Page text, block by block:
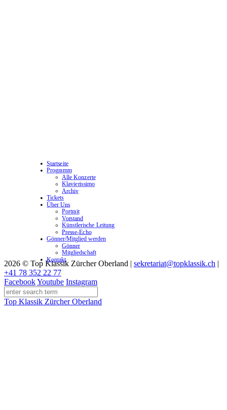
2026 © Top Klassik Zürcher Oberland | sekretariat@topklassik.ch |
+41 78 352 22 77
FacebookYoutube Instagram
Top Klassik Zürcher Oberland
Startseite
Programm
Alle Konzerte
Klavierissimo
Archiv
Tickets
Über Uns
Portrait
Vorstand
Künstlerische Leitung
Presse-Echo
Gönner/Mitglied werden
Gönner
Mitgliedschaft
Kontakt